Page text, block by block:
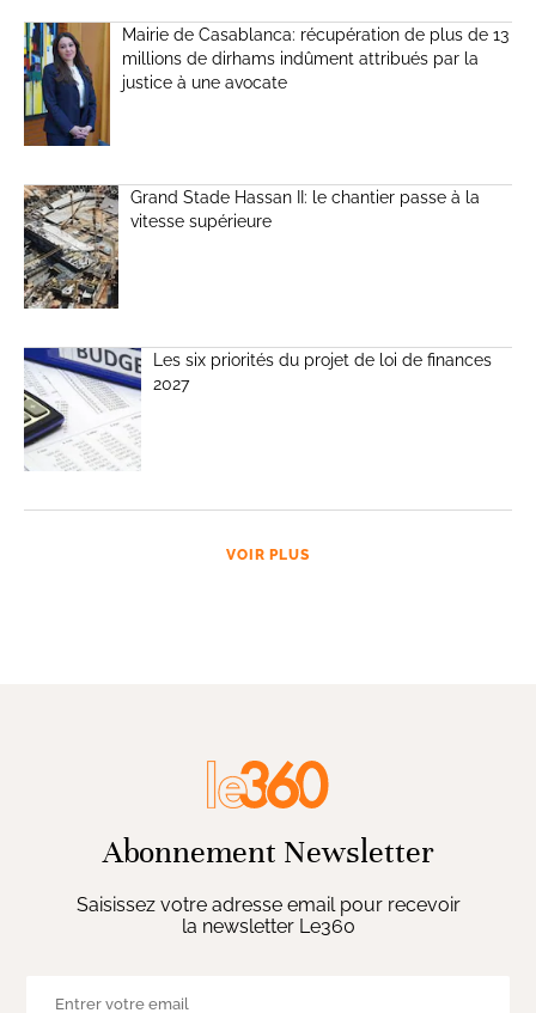
Mairie de Casablanca: récupération de plus de 13
millions de dirhams indûment attribués par la
justice à une avocate
Grand Stade Hassan II: le chantier passe à la
vitesse supérieure
Les six priorités du projet de loi de finances
2027
VOIR PLUS
Abonnement Newsletter
Saisissez votre adresse email pour recevoir
la newsletter Le360